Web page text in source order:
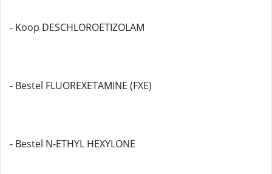
- Koop DESCHLOROETIZOLAM
- Bestel FLUOREXETAMINE (FXE)
- Bestel N-ETHYL HEXYLONE